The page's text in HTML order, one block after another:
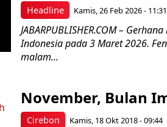
Headline Kamis, 26 Feb 2026 - 11:31
JABARPUBLISHER.COM –
Indonesia pada 3 Maret 2026.
malam...
Cirebon
November, Bulan
Kamis, 18 Okt 2018 - 09:44